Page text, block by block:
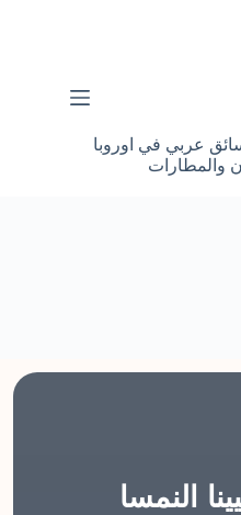
عربي في اوروبا
والمطارات
النمسا